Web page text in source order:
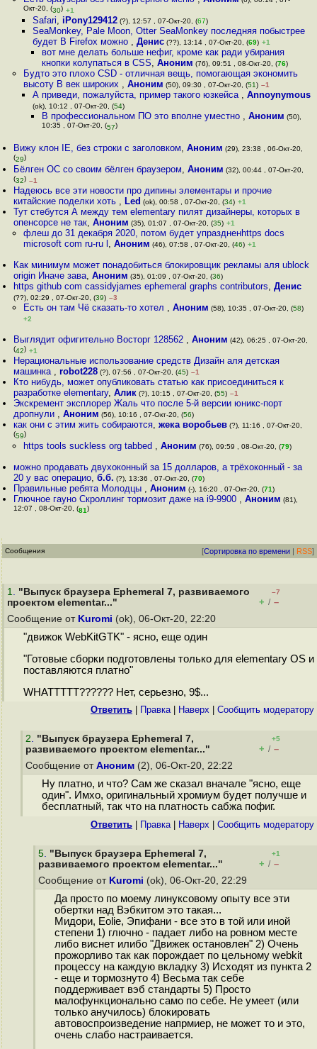
Окт-20, (30) +1
Safari, iPony129412(?), 12:57 , 07-Окт-20, (67)
SeaMonkey, Pale Moon, Otter SeaMonkey последняя побыстрее
будет В Firefox можно , Денис(??), 13:14 , 07-Окт-20, (69) +1
вот мне делать больше нефиг, кроме как ради убирания
кнопки колупаться в CSS,Аноним (76), 09:51 , 08-Окт-20, (76)
Будто это плохо CSD - отличная вещь, помогающая экономить
высоту В век широких , Аноним (50), 09:30 , 07-Окт-20, (51) –1
А приведи, пожалуйста, пример такого юзкейса , Annoynymous
(ok), 10:12 , 07-Окт-20, (54)
В профессиональном ПО это вполне уместно ,Аноним (50),
10:35 , 07-Окт-20, (57)
Вижу клон IE, без строки с заголовком,Аноним (29), 23:38 , 06-Окт-20,
(29)
Бёлген ОС со своим бёлген браузером,Аноним (32), 00:44 , 07-Окт-20,
(32) –1
Надеюсь все эти новости про дипины элементары и прочие
китайские поделки хоть , Led (ok), 00:58 , 07-Окт-20, (34) +1
Тут стебутся А между тем elementary пилят дизайнеры, которых в
опенсорсе не так,Аноним (35), 01:07 , 07-Окт-20, (35) +1
флеш до 31 декабря 2020, потом будет упраздненhttps docs
microsoft com ru-ru l , Аноним (46), 07:58 , 07-Окт-20, (46) +1
Как минимум может понадобиться блокировщик рекламы аля ublock
origin Иначе зава,Аноним (35), 01:09 , 07-Окт-20, (36)
https github com cassidyjames ephemeral graphs contributors,Денис
(??), 02:29 , 07-Окт-20, (39) –3
Есть он там Чё сказать-то хотел , Аноним (58), 10:35 , 07-Окт-20, (58)
+2
Выглядит офигительно Восторг 128562 ,Аноним (42), 06:25 , 07-Окт-20,
(42) +1
Нерациональные использование средств Дизайн аля детская
машинка ,robot228 (?), 07:56 , 07-Окт-20, (45) –1
Кто нибудь, может опубликовать статью как присоединиться к
разработке elementary,Алик (?), 10:15 , 07-Окт-20, (55) –1
Экскремент эксплорер Жаль что после 5-й версии юникс-порт
дропнули ,Аноним (56), 10:16 , 07-Окт-20, (56)
как они с этим жить собираются,жека воробьев (?), 11:16 , 07-Окт-20,
(59)
https tools suckless org tabbed , Аноним (76), 09:59 , 08-Окт-20, (79)
можно продавать двухоконный за 15 долларов, а трёхоконный - за
20 у вас операцио,б.б. (?), 13:36 , 07-Окт-20, (70)
Правильные ребята Молодцы ,Аноним (-), 16:20 , 07-Окт-20, (71)
Глючное гауно Скроллинг тормозит даже на i9-9900 ,Аноним (81),
12:07 , 08-Окт-20, (81)
Сообщения [Сортировка по времени | RSS]
1. "Выпуск браузера Ephemeral 7, развиваемого
проектом elementar..."
–7
+ / –
Сообщение от Kuromi (ok), 06-Окт-20, 22:20
"движок WebKitGTK" - ясно, еще один
"Готовые сборки подготовлены только для elementary OS и
поставляются платно"
WHATTTTT?????? Нет, серьезно, 9$...
Ответить Правка| Наверх Cообщить модератору
2. "Выпуск браузера Ephemeral 7,
развиваемого проектом elementar..."
+5
+ / –
Сообщение от Аноним (2), 06-Окт-20, 22:22
Ну платно, и что? Сам же сказал вначале "ясно, еще
один". Имхо, оригинальный хромиум будет получше и
бесплатный, так что на платность сабжа пофиг.
Ответить Правка| Наверх Cообщить модератору
5. "Выпуск браузера Ephemeral 7,
развиваемого проектом elementar..."
+1
+ / –
Сообщение от Kuromi (ok), 06-Окт-20, 22:29
Да просто по моему линуксовому опыту все эти
обертки над Вэбкитом это такая...
Мидори, Eolie, Эпифани - все это в той или иной
степени 1) глючно - падает либо на ровном месте
либо виснет илибо "Движек остановлен" 2) Очень
прожорливо так как порождает по цельному webkit
процессу на каждую вкладку 3) Исходят из пункта 2
- еще и тормознуто 4) Весьма так себе
поддерживает вэб стандарты 5) Просто
малофункционально само по себе. Не умеет (или
только анучилось) блокировать
автовоспроизведение напрмиер, не может то и это,
очень слабо настраивается.